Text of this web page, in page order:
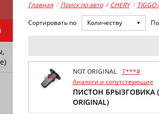
Главная / Поиск по авто / CHERY / TIGGO
Сортировать по Количеству
NOT ORIGINAL
T***#
Аналоги и сопутствующие
ПИСТОН БРЫЗГОВИКА
ORIGINAL)